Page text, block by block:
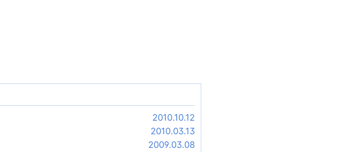
2010.10.12
2010.03.13
2009.03.08